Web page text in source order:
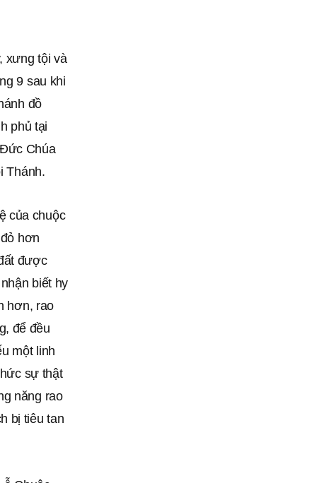
xưng tội và
9 sau khi
đồ
phủ tại
Chúa
Thánh.
của chuộc
hơn
được
biết hy
hơn, rao
để đều
một linh
sự thật
năng rao
bị tiêu tan